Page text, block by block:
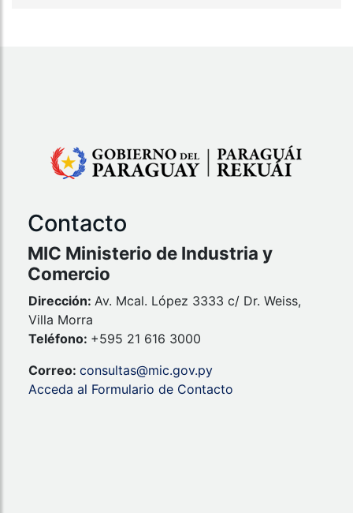
Contacto
MIC Ministerio de Industria y
Comercio
Dirección: Av. Mcal. López 3333 c/ Dr. Weiss,
Villa Morra
Teléfono: +595 21 616 3000
Correo: consultas@mic.gov.py
Acceda al Formulario de Contacto